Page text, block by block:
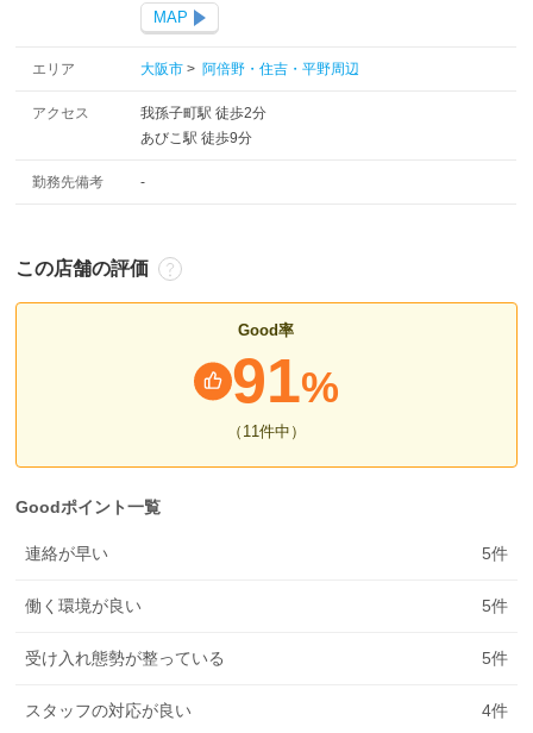
MAP
エリア 大阪市> 阿倍野・住吉・平野周辺
アクセス
我孫子町駅 徒歩2分
あびこ駅 徒歩9分
勤務先備考 -
この店舗の評価
Good率
91%
（11 件中 ）
Goodポイント一覧
連絡が早い 5件
働く環境が良い 5件
受け入れ態勢が整っている 5件
スタッフの対応が良い 4件